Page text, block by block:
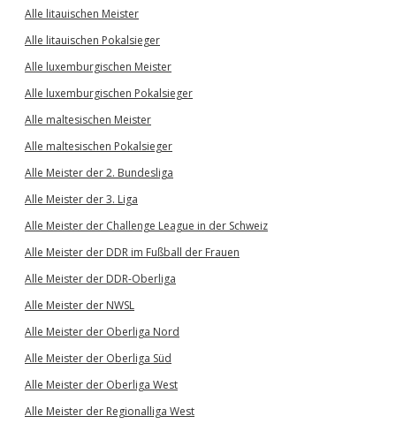
Alle litauischen Meister
Alle litauischen Pokalsieger
Alle luxemburgischen Meister
Alle luxemburgischen Pokalsieger
Alle maltesischen Meister
Alle maltesischen Pokalsieger
Alle Meister der 2. Bundesliga
Alle Meister der 3. Liga
Alle Meister der Challenge League in der Schweiz
Alle Meister der DDR im Fußball der Frauen
Alle Meister der DDR-Oberliga
Alle Meister der NWSL
Alle Meister der Oberliga Nord
Alle Meister der Oberliga Süd
Alle Meister der Oberliga West
Alle Meister der Regionalliga West